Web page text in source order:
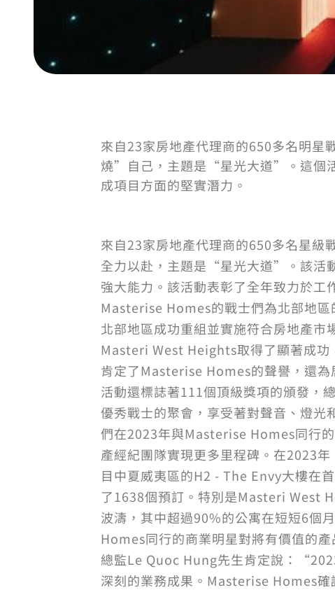
來自23家房地產代理商的650多名明
燒”自己，主題是“星光大道”。這個
成項目方面的堅實潛力。
來自23家房地產代理商的650多名星
全力以赴，主題是“星光大道”。該活
強大能力。該活動表彰了全年致力於
Masterise Homes的戰士們為北部地
北部地區成功重組並實施符合房地產
Masteri West Heights取得了顯著成功
肯定了Masterise Homes的聲譽，還為
活動還標誌著111個頂級獎項的頒發，
優秀戰士的聚會，享受著對聲音、燈光
們在2023年與Masterise Homes同行
產經紀團隊實現更多里程碑。在2023
目中夏威夷區的H2 - The Envy大樓在
了1638個預訂。特別是Masteri West
波濤，其中超過90%的公寓在短短6個
Homes同行的商業明星對將有價值的
總監Le Quoc Hung先生肯定說：
深刻的業務成果。Masterise Homes